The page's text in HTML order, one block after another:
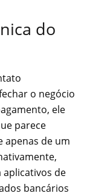
do
o negócio
ele
parece
apenas de um
de
bancários